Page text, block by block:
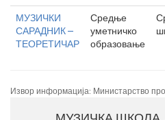
МУЗИЧКИ
САРАДНИК –
ТЕОРЕТИЧАР
Средње
уметничко
образовање
Извор информација: Министарство